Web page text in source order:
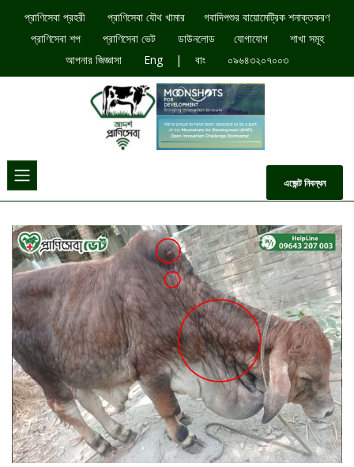
প্রাণিসেবা প্রহরী প্রাণিসেবা যৌথ খামার​
গবাদিপশুর বায়োমেট্রিক শনাক্তকরণ
প্রাণিসেবা শপ
প্রাণিসেবা ভেট ডাউনলোড​ যোগাযোগ
শাখা সমূহ
আপনার জিজ্ঞাসা
Eng | বাং ০৯৬৪৩২০৭০০৩
এজেন্ট নিবন্ধন